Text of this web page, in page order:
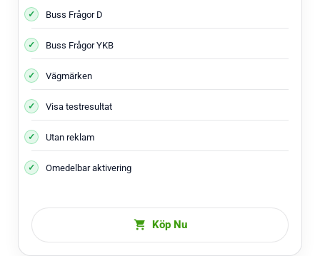
Buss Frågor D
Buss Frågor YKB
Vägmärken
Visa testresultat
Utan reklam
Omedelbar aktivering
Köp Nu